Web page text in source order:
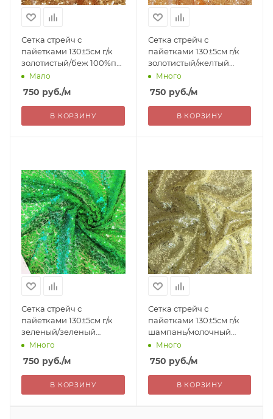
Сетка стрейч с
пайетками 130±5см г/к
золотистый/беж 100%пэ
Китай 750= уценка
Мало
750 руб./м
В КОРЗИНУ
Сетка стрейч с
пайетками 130±5см г/к
золотистый/желтый
100%пэ Китай 750=
Много
750 руб./м
В КОРЗИНУ
Сетка стрейч с
пайетками 130±5см г/к
зеленый/зеленый
100%пэ Китай 750=
Много
750 руб./м
В КОРЗИНУ
Сетка стрейч с
пайетками 130±5см г/к
шампань/молочный
100%пэ Китай 750=
Много
750 руб./м
В КОРЗИНУ